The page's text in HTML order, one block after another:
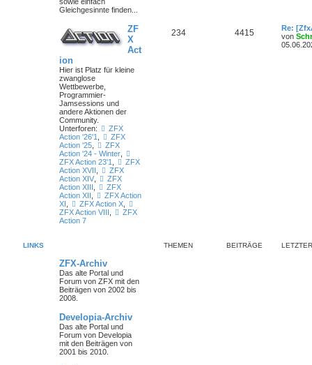
Gleichgesinnte finden...
ZF
X
Act
ion
Hier ist Platz für kleine
zwanglose
Wettbewerbe,
Programmier-
Jamsessions und
andere Aktionen der
Community.
Unterforen:
ZFX
Action '26'1
ZFX
Action '25
ZFX
Action '24 - Winter
ZFX Action 23'1
ZFX
Action XVII
ZFX
Action XIV
ZFX
Action XIII
ZFX
Action XII
ZFX Action
XI
ZFX Action X,
ZFX Action VIII
ZFX
Action 7
234 4415
Re:
von
LINKS THEMEN BEITRÄGE
ZFX-Archiv
Das alte Portal und
Forum von ZFX mit den
Beiträgen von 2002 bis
2008.
Developia-Archiv
Das alte Portal und
Forum von Developia
mit den Beiträgen von
2001 bis 2010.